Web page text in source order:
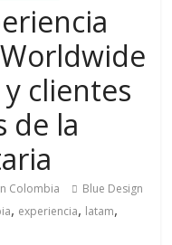
clientes
de la
Colombia
Blue Design
, experiencia, latam,